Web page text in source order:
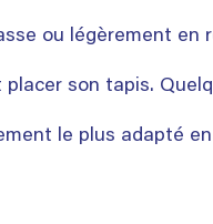
ou légèrement en
son tapis.
le plus adapté